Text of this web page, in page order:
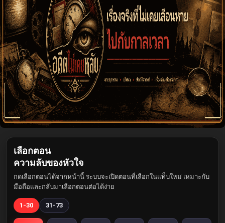
เลือกตอน
ความลับของหัวใจ
กดเลือกตอนได้จากหน้านี้ ระบบจะเปิดตอนที่เลือกในแท็บใหม่ เหมาะกับ
มือถือและกลับมาเลือกตอนต่อได้ง่าย
1-30 31-73